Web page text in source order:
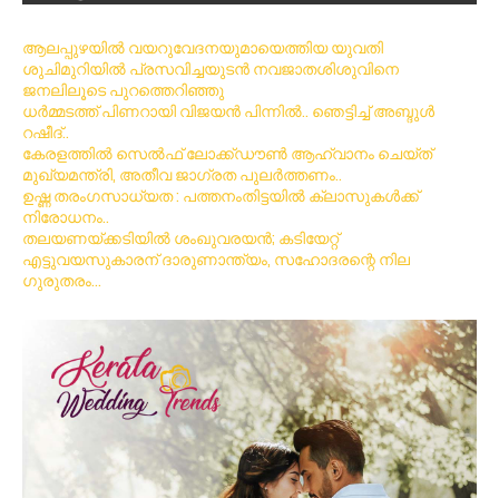
ആലപ്പുഴയിൽ വയറുവേദനയുമായെത്തിയ യുവതി
ശുചിമുറിയിൽ പ്രസവിച്ചയുടൻ നവജാതശിശുവിനെ
ജനലിലൂടെ പുറത്തെറിഞ്ഞു
ധര്‍മ്മടത്ത് പിണറായി വിജയന്‍ പിന്നില്‍.. ഞെട്ടിച്ച് അബ്ദുൾ
റഷീദ്..
കേരളത്തിൽ സെൽഫ് ലോക്ക്ഡൗൺ ആഹ്വാനം ചെയ്ത്
മുഖ്യമന്ത്രി, അതീവ ജാഗ്രത പുലർത്തണം..
ഉഷ്ണ തരംഗസാധ്യത : പത്തനംതിട്ടയില്‍ ക്ലാസുകള്‍ക്ക്
നിരോധനം..
തലയണയ്ക്കടിയില്‍ ശംഖുവരയന്‍; കടിയേറ്റ്
എട്ടുവയസുകാരന് ദാരുണാന്ത്യം, സഹോദരന്റെ നില
ഗുരുതരം…